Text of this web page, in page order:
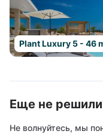
Plant Luxury 5 - 46
Еще не
Не волнуйтесь, мы